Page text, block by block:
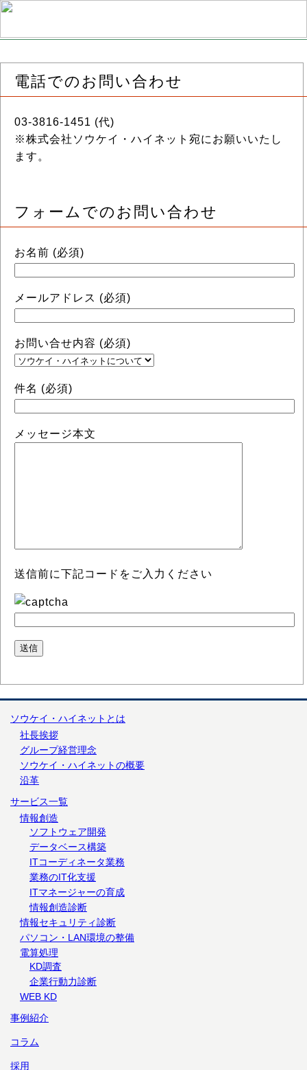
電話でのお問い合わせ
03-3816-1451 (代)
※株式会社ソウケイ・ハイネット宛にお願いいたし
ます。
フォームでのお問い合わせ
お名前 (必須)
メールアドレス (必須)
お問い合せ内容 (必須)
件名 (必須)
メッセージ本文
送信前に下記コードをご入力ください
ソウケイ・ハイネットとは
社長挨拶
グループ経営理念
ソウケイ・ハイネットの概要
沿革
サービス一覧
情報創造
ソフトウェア開発
データベース構築
ITコーディネータ業務
業務のIT化支援
ITマネージャーの育成
情報創造診断
情報セキュリティ診断
パソコン・LAN環境の整備
電算処理
KD調査
企業行動力診断
WEB KD
事例紹介
コラム
採用